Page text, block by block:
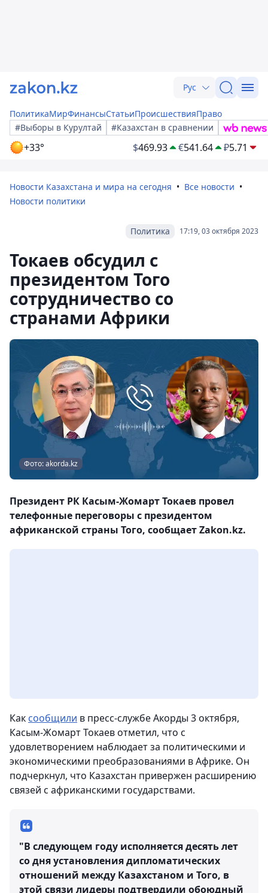
Рус
ПолитикаМирФинансыСтатьиПроисшествияПраво
#Выборы в Курултай
#Казахстан в сравнении
+33° $469.93 €541.64 ₽5.71
Новости Казахстана и мира на сегодня
Все новости
Новости политики
17:19, 03 октября 2023
Политика
Токаев обсудил с
президентом Того
сотрудничество со
странами Африки
Фото: akorda.kz
Президент РК Касым-Жомарт Токаев провел
телефонные переговоры с президентом
африканской страны Того, сообщает Zakon.kz.
Как сообщили в пресс-службе Акорды 3 октября,
Касым-Жомарт Токаев отметил, что с
удовлетворением наблюдает за политическими и
экономическими преобразованиями в Африке. Он
подчеркнул, что Казахстан привержен расширению
связей с африканскими государствами.
"В следующем году исполняется десять лет
со дня установления дипломатических
отношений между Казахстаном и Того, в
этой связи лидеры подтвердили обоюдный